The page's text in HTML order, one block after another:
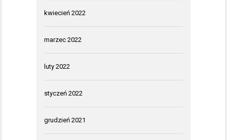
kwiecień 2022
marzec 2022
luty 2022
styczeń 2022
grudzień 2021